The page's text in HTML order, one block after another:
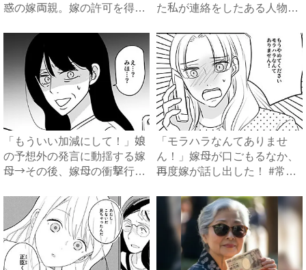
惑の嫁両親。嫁の許可を得た
た私が連絡をしたある人物と
「もういい加減にして！」娘
の予想外の発言に動揺する嫁
母→その後、嫁母の衝撃行動
「モラハラなんてありませ
ん！」嫁母が口ごもるなか、
再度嫁が話し出した！ #常識